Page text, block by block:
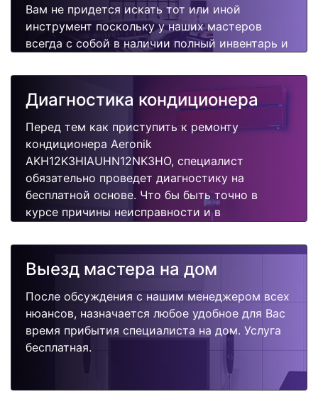
Вам не придется искать тот или иной
инструмент поскольку у наших мастеров
всегда с собой в наличии полный инвентарь и
кондиционера. Отремонтируем быстро,
качественно и недорого.
Диагностика кондиционера
Перед тем как приступить к ремонту
кондиционера Aeronik
AKH12K3HIAUHN12NK3HO, специалист
обязательно проведет диагностику на
бесплатной основе. Что бы быть точно в
курсе причины неисправности и в
вызывать мастера для поиска других
поломок.
Выезд мастера на дом
После обсуждения с нашим менеджером всех
нюансов, назначается любое удобное для Вас
время прибытия специалиста на дом. Услуга
бесплатная.